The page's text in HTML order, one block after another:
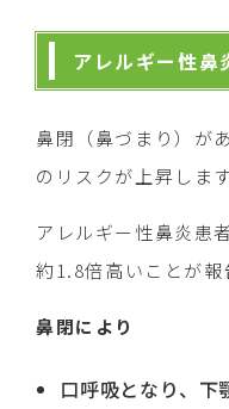
アレルギー性鼻
鼻閉（鼻づまり）が
のリスクが上昇します
アレルギー性鼻炎患
約1.8倍高いことが報
鼻閉により
口呼吸となり、下